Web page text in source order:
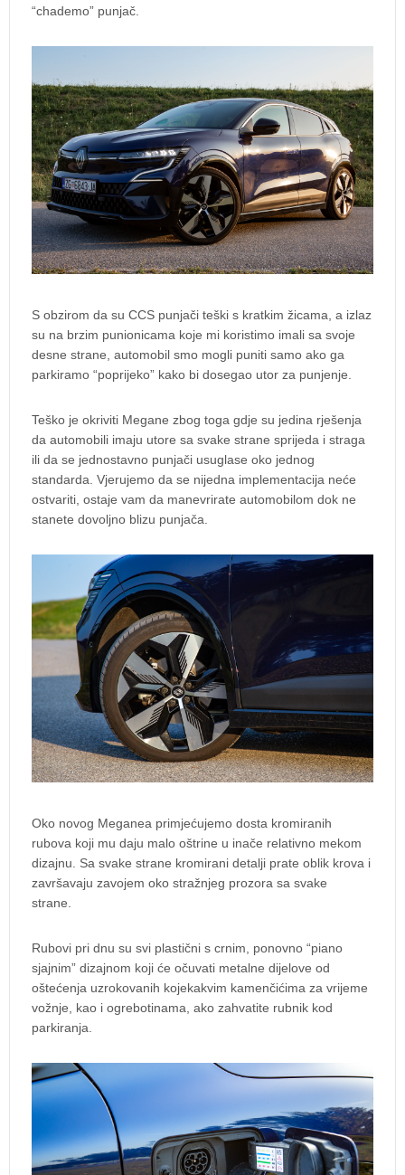
“chademo” punjač.
S obzirom da su CCS punjači teški s kratkim žicama, a izlaz
su na brzim punionicama koje mi koristimo imali sa svoje
desne strane, automobil smo mogli puniti samo ako ga
parkiramo “poprijeko” kako bi dosegao utor za punjenje.
Teško je okriviti Megane zbog toga gdje su jedina rješenja
da automobili imaju utore sa svake strane sprijeda i straga
ili da se jednostavno punjači usuglase oko jednog
standarda. Vjerujemo da se nijedna implementacija neće
ostvariti, ostaje vam da manevrirate automobilom dok ne
stanete dovoljno blizu punjača.
Oko novog Meganea primjećujemo dosta kromiranih
rubova koji mu daju malo oštrine u inače relativno mekom
dizajnu. Sa svake strane kromirani detalji prate oblik krova i
završavaju zavojem oko stražnjeg prozora sa svake
strane.
Rubovi pri dnu su svi plastični s crnim, ponovno “piano
sjajnim” dizajnom koji će očuvati metalne dijelove od
oštećenja uzrokovanih kojekakvim kamenčićima za vrijeme
vožnje, kao i ogrebotinama, ako zahvatite rubnik kod
parkiranja.